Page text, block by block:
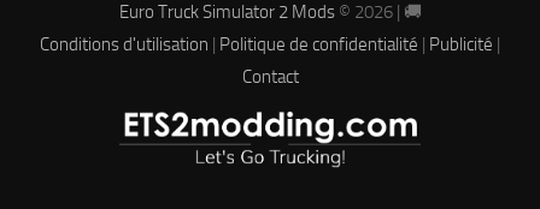
Euro Truck Simulator 2 Mods© 2026 | 🚚
Conditions d'utilisation
Politique de confidentialité Publicité
Contact